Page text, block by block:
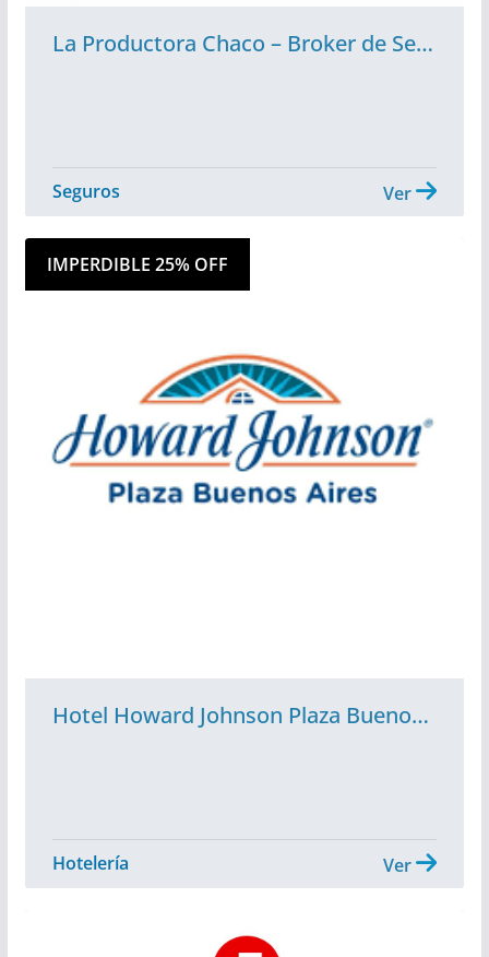
La Productora Chaco – Broker de Seguros
Ver
Seguros
IMPERDIBLE 25% OFF
Hotel Howard Johnson Plaza Buenos Aires
Ver
Hotelería